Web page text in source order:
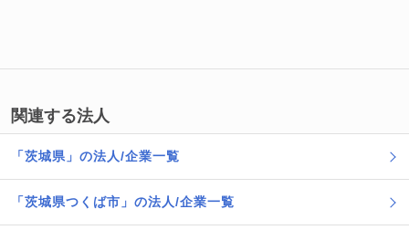
関連する法人
「茨城県」の法人/企業一覧
「茨城県つくば市」の法人/企業一覧